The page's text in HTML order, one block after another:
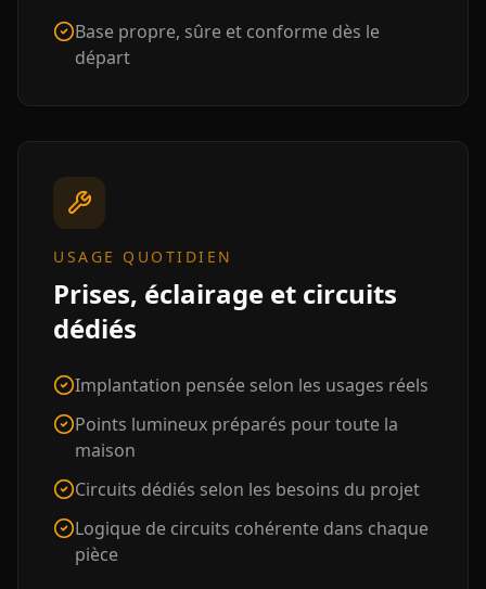
Base propre, sûre et conforme dès le
départ
USAGE QUOTIDIEN
Prises, éclairage et circuits
dédiés
Implantation pensée selon les usages réels
Points lumineux préparés pour toute la
maison
Circuits dédiés selon les besoins du projet
Logique de circuits cohérente dans chaque
pièce